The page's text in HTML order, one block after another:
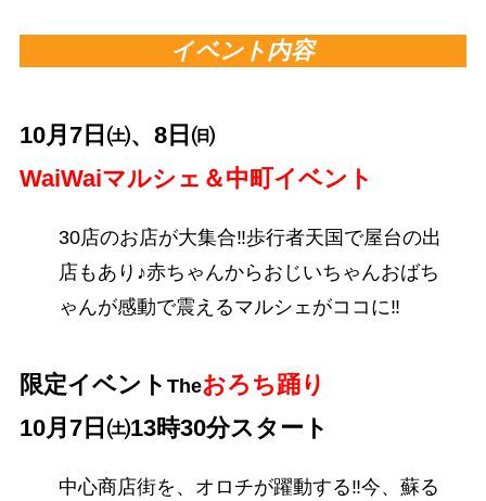
イベント内容
10月7日㈯、8日㈰
WaiWaiマルシェ＆中町イベント
30店のお店が大集合‼歩行者天国で屋台の出
店もあり♪赤ちゃんからおじいちゃんおばち
ゃんが感動で震えるマルシェがココに‼
限定イベント Theおろち踊り
10月7日㈯13時30分スタート
中心商店街を、オロチが躍動する‼今、蘇る